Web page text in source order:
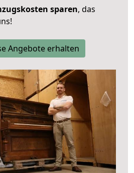
sparen, das
Angebote erhalten